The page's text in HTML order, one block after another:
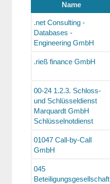
Name
.net Consulting -
Databases -
Engineering GmbH
.rieß finance GmbH
00-24 1.2.3. Schloss-
und Schlüsseldienst
Marquardt GmbH
Schlüsselnotdienst
01047 Call-by-Call
GmbH
045
Beteiligungsgesellschaft